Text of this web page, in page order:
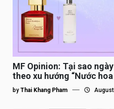
MF Opinion: Tại sao
theo xu hướng “Nước hoa
by Thai Khang Pham